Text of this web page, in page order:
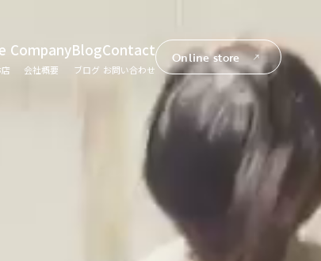
Company
会社概要
Blog
ブログ
Contact
お問い合わせ
Online store